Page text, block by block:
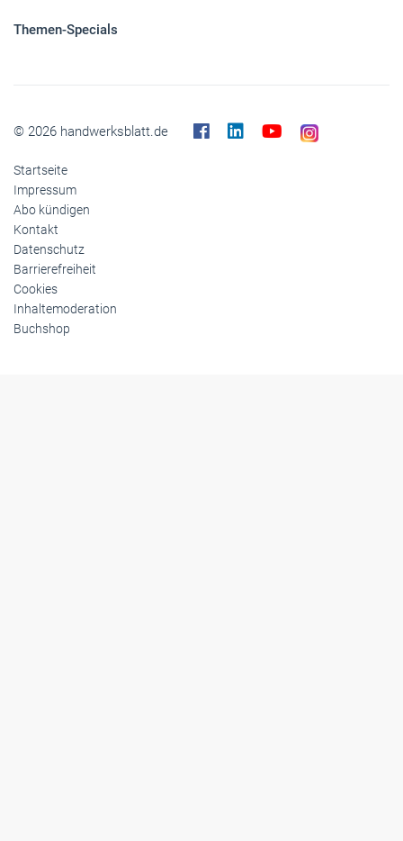
Themen-Specials
© 2026 handwerksblatt.de
Startseite
Impressum
Abo kündigen
Kontakt
Datenschutz
Barrierefreiheit
Cookies
Inhaltemoderation
Buchshop